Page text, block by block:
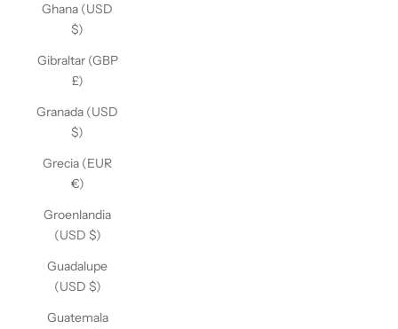
Ghana (USD
$)
Gibraltar (GBP
£)
Granada (USD
$)
Grecia (EUR
€)
Groenlandia
(USD $)
Guadalupe
(USD $)
Guatemala